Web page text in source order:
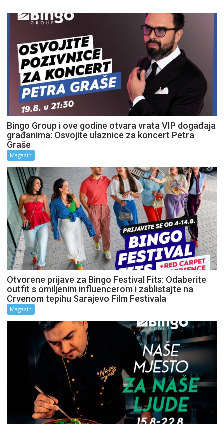
Bingo Group i ove godine otvara vrata VIP događaja
građanima: Osvojite ulaznice za koncert Petra
Graše
Magazin
Otvorene prijave za Bingo Festival Fits: Odaberite
outfit s omiljenim influencerom i zablistajte na
Crvenom tepihu Sarajevo Film Festivala
Magazin